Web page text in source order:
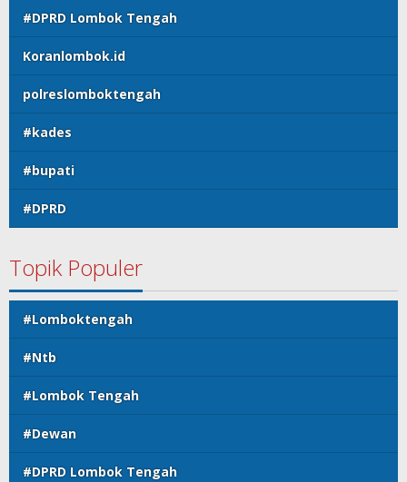
#DPRD Lombok Tengah
Koranlombok.id
polreslomboktengah
#kades
#bupati
#DPRD
Topik Populer
#Lomboktengah
#Ntb
#Lombok Tengah
#Dewan
#DPRD Lombok Tengah